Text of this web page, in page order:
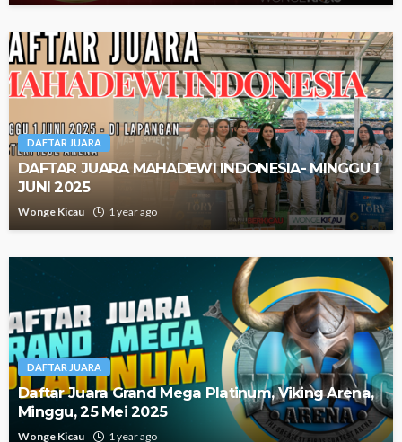
DAFTAR JUARA
DAFTAR JUARA MAHADEWI INDONESIA- MINGGU 1
JUNI 2025
Wonge Kicau 1 year ago
DAFTAR JUARA
Daftar Juara Grand Mega Platinum, Viking Arena,
Minggu, 25 Mei 2025
Wonge Kicau 1 year ago